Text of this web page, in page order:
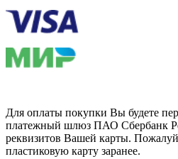
Для оплаты покупки Вы будете
платежный шлюз ПАО Сбербанк
реквизитов Вашей карты.
пластиковую карту заранее.